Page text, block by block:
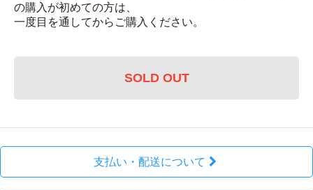
の購入が初めての方は、
一度目を通してからご購入ください。
SOLD OUT
支払い・配送について